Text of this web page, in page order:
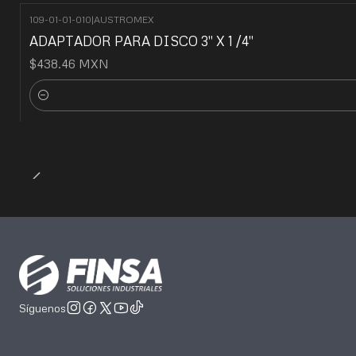
109-01-01-010|AUSTROMEX
ADAPTADOR PARA DISCO 3" X 1 /4"
$438.46 MXN
Cantidad
Síguenos